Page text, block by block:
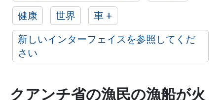
健康
世界
車 +
新しいインターフェイスを参照してくだ
さい
クアンチ省の漁民の漁船が火